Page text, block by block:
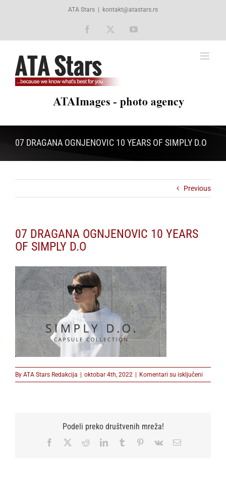
ATA Stars kontakt@atastars.rs
Facebook YouTube
07 DRAGANA OGNJENOVIC 10 YEARS OF SIMPLY D.O
Previous
07 DRAGANA OGNJENOVIC 10 YEARS
OF SIMPLY D.O
By ATA Stars Redakcija | oktobar 4th, 2022 | Komentari su isključeni
07
Podeli preko društvenih mreža!
Facebook RedditLinkedInTumblr Pinterest
Vk Email